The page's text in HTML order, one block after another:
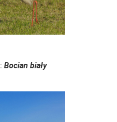
Bocian biały